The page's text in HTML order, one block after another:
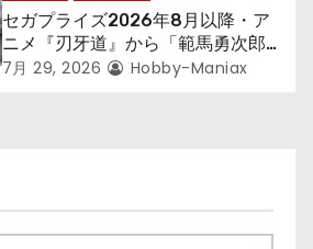
セガプライズ2026年8月以降・ア
ニメ『刃牙道』から「範馬勇次郎」
が登場ッッ!!
7月 29, 2026 Hobby-Maniax